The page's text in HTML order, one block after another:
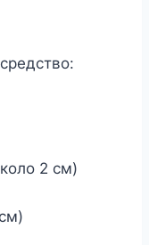
2 см)